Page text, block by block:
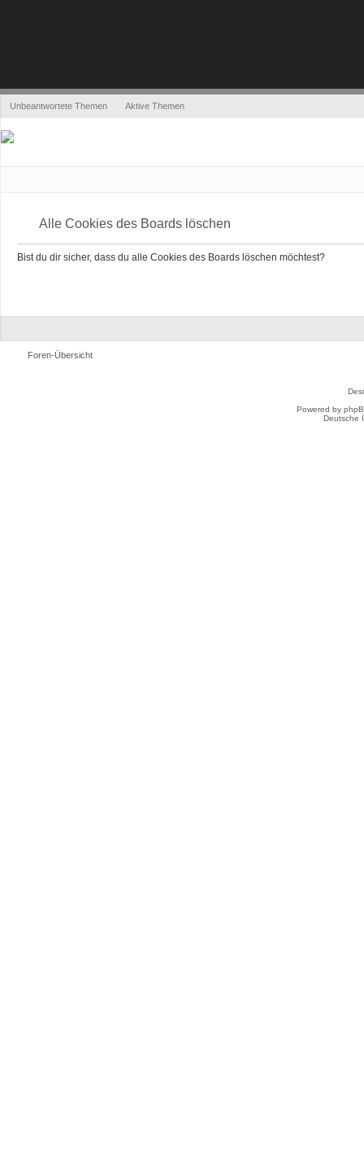
Unbeantwortete Themen Aktive Themen
Alle Cookies des Boards löschen
Bist du dir sicher, dass du alle Cookies des Boards löschen möchtest?
Foren-Übersicht
Powered by
Deutsche